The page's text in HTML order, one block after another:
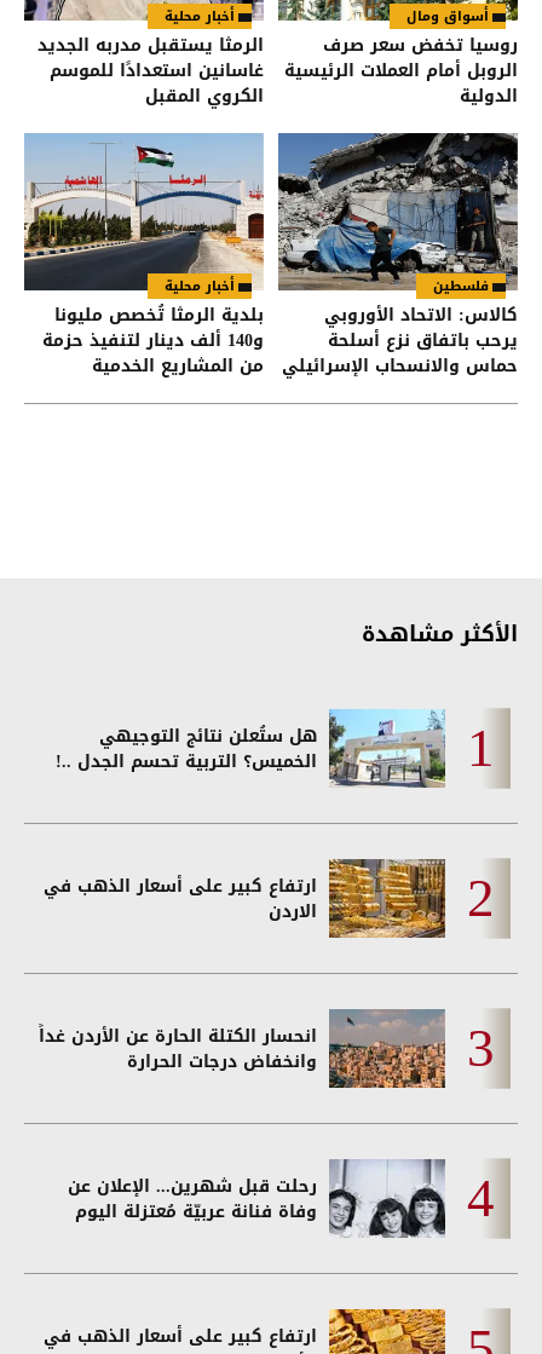
أسواق ومال
روسيا تخفض سعر صرف
الروبل أمام العملات الرئيسية
الدولية
أخبار محلية
الرمثا يستقبل مدربه الجديد
غاسانين استعدادًا للموسم
الكروي المقبل
فلسطين
كالاس: الاتحاد الأوروبي
يرحب باتفاق نزع أسلحة
حماس والانسحاب الإسرائيلي
أخبار محلية
بلدية الرمثا تُخصص مليونا
و140 ألف دينار لتنفيذ حزمة
من المشاريع الخدمية
الأكثر مشاهدة
هل ستُعلن نتائج التوجيهي
الخميس؟ التربية تحسم الجدل ..!
ارتفاع كبير على أسعار الذهب في
الاردن
انحسار الكتلة الحارة عن الأردن غداً
وانخفاض درجات الحرارة
رحلت قبل شهرين... الإعلان عن
وفاة فنانة عربيّة مُعتزلة اليوم
ارتفاع كبير على أسعار الذهب في